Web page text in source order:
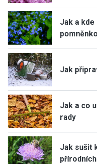
Jak a
Jak
Jak a co
rady
Jak sušit